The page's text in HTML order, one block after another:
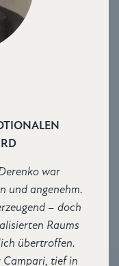
war
und angenehm.
– doch
Raums
übertroffen.
Campari, tief in